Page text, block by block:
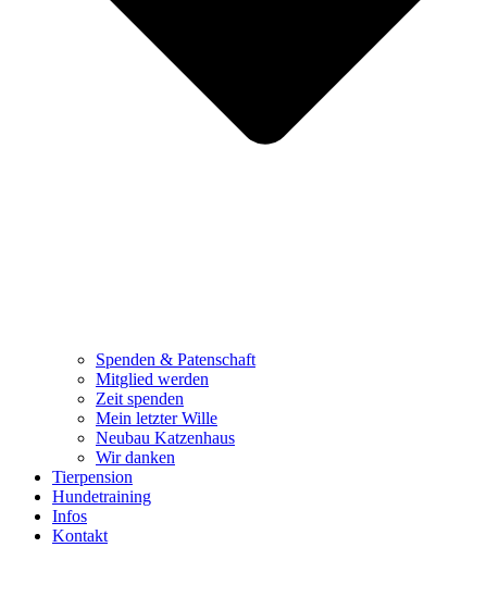
Spenden & Patenschaft
Mitglied werden
Zeit spenden
Mein letzter Wille
Neubau Katzenhaus
Wir danken
Tierpension
Hundetraining
Infos
Kontakt